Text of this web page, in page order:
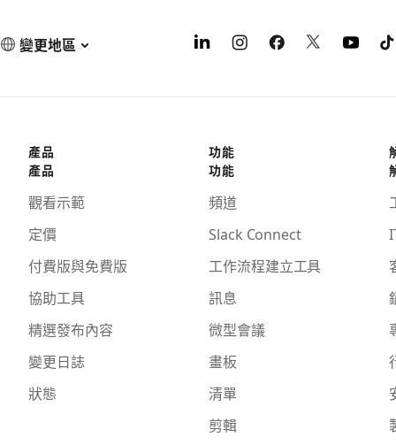
變更地區
產品
產品
觀看示範
定價
付費版與免費版
協助工具
精選發布內容
變更日誌
狀態
功能
功能
頻道
Slack Connect
工作流程建立工具
訊息
微型會議
畫板
清單
剪輯